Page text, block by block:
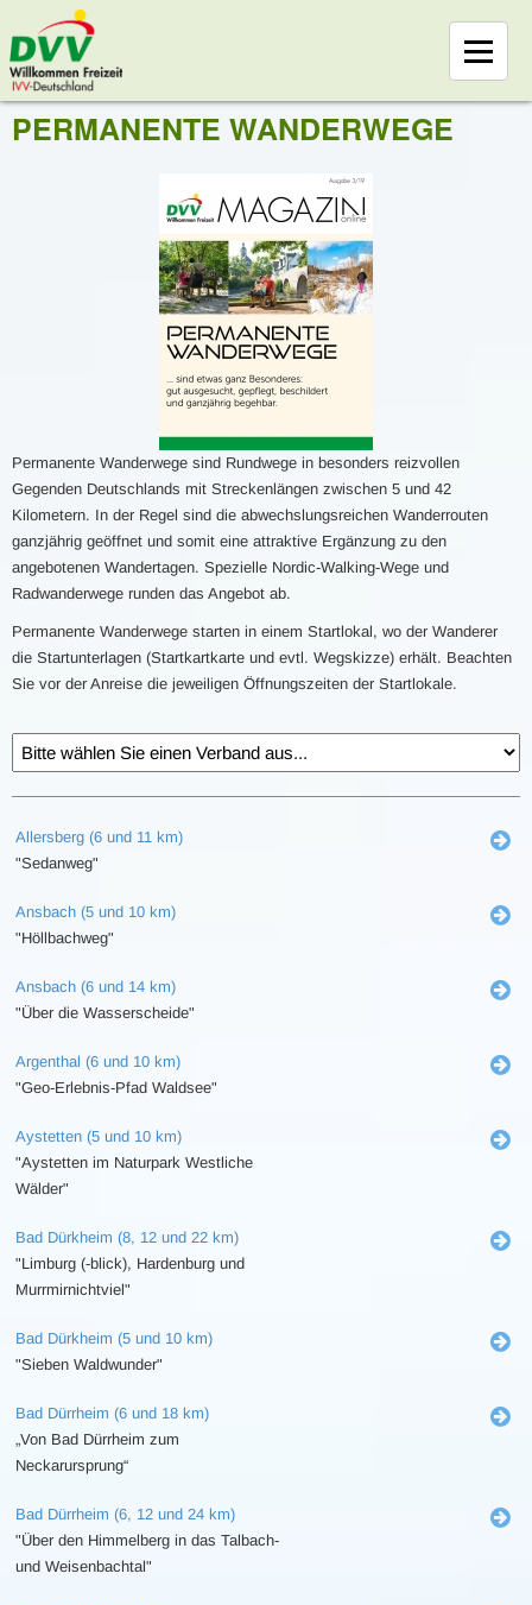
PERMANENTE WANDERWEGE
Permanente Wanderwege sind Rundwege in besonders reizvollen
Gegenden Deutschlands mit Streckenlängen zwischen 5 und 42
Kilometern. In der Regel sind die abwechslungsreichen Wanderrouten
ganzjährig geöffnet und somit eine attraktive Ergänzung zu den
angebotenen Wandertagen. Spezielle Nordic-Walking-Wege und
Radwanderwege runden das Angebot ab.
Permanente Wanderwege starten in einem Startlokal, wo der Wanderer
die Startunterlagen (Startkartkarte und evtl. Wegskizze) erhält. Beachten
Sie vor der Anreise die jeweiligen Öffnungszeiten der Startlokale.
Allersberg (6 und 11 km)
"Sedanweg"
Ansbach (5 und 10 km)
"Höllbachweg"
Ansbach (6 und 14 km)
"Über die Wasserscheide"
Argenthal (6 und 10 km)
"Geo-Erlebnis-Pfad Waldsee"
Aystetten (5 und 10 km)
"Aystetten im Naturpark Westliche
Wälder"
Bad Dürkheim (8, 12 und 22 km)
"Limburg (-blick), Hardenburg und
Murrmirnichtviel"
Bad Dürkheim (5 und 10 km)
"Sieben Waldwunder"
Bad Dürrheim (6 und 18 km)
„Von Bad Dürrheim zum
Neckarursprung“
Bad Dürrheim (6, 12 und 24 km)
"Über den Himmelberg in das Talbach-
und Weisenbachtal"